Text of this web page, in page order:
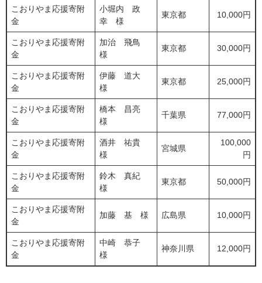
こおりやま応援寄附
金
小堀内 政
幸 様
東京都 10,000円
こおりやま応援寄附
金
加治 飛鳥
様
東京都 30,000円
こおりやま応援寄附
金
伊藤 道大
様
東京都 25,000円
こおりやま応援寄附
金
橋本 昌亮
様
千葉県 77,000円
こおりやま応援寄附
金
酒井 祐貴
様
宮城県
100,000
円
こおりやま応援寄附
金
鈴木 真紀
様
東京都 50,000円
こおりやま応援寄附
金
加藤 基 様 広島県 10,000円
こおりやま応援寄附
金
中崎 恭子
様
神奈川県 12,000円